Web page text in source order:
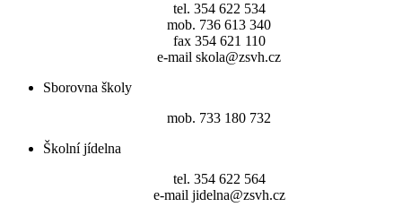
tel. 354 622 534
mob. 736 613 340
fax 354 621 110
e-mail skola@zsvh.cz
Sborovna školy
mob. 733 180 732
Školní jídelna
tel. 354 622 564
e-mail jidelna@zsvh.cz